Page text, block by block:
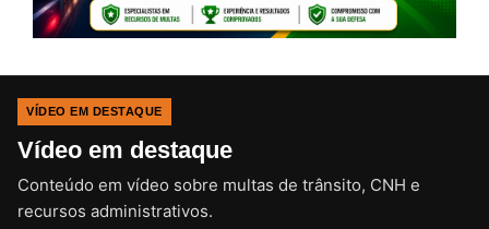
VÍDEO EM DESTAQUE
Vídeo em destaque
Conteúdo em vídeo sobre multas de trânsito, CNH e
recursos administrativos.CLIQUE PARA ATIVAR O SOM